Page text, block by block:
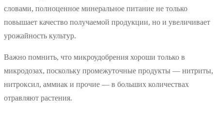
словами, полноценное минеральное питание не только
повышает качество получаемой продукции, но и увеличивает
урожайность культур.
Важно помнить, что микроудобрения хороши только в
микродозах, поскольку промежуточные продукты — нитриты,
нитроксил, аммиак и прочие — в больших количествах
отравляют растения.